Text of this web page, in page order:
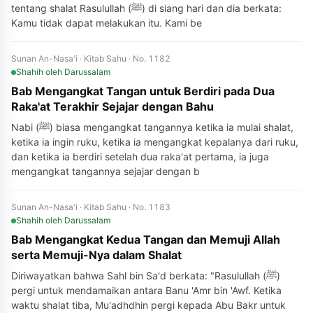
tentang shalat Rasulullah (ﷺ) di siang hari dan dia berkata:
Kamu tidak dapat melakukan itu. Kami be
Sunan An-Nasa'i · Kitab Sahu · No. 1182
Shahih oleh Darussalam
Bab Mengangkat Tangan untuk Berdiri pada Dua
Raka'at Terakhir Sejajar dengan Bahu
Nabi (ﷺ) biasa mengangkat tangannya ketika ia mulai shalat,
ketika ia ingin ruku, ketika ia mengangkat kepalanya dari ruku,
dan ketika ia berdiri setelah dua raka'at pertama, ia juga
mengangkat tangannya sejajar dengan b
Sunan An-Nasa'i · Kitab Sahu · No. 1183
Shahih oleh Darussalam
Bab Mengangkat Kedua Tangan dan Memuji Allah
serta Memuji-Nya dalam Shalat
Diriwayatkan bahwa Sahl bin Sa'd berkata: "Rasulullah (ﷺ)
pergi untuk mendamaikan antara Banu 'Amr bin 'Awf. Ketika
waktu shalat tiba, Mu'adhdhin pergi kepada Abu Bakr untuk